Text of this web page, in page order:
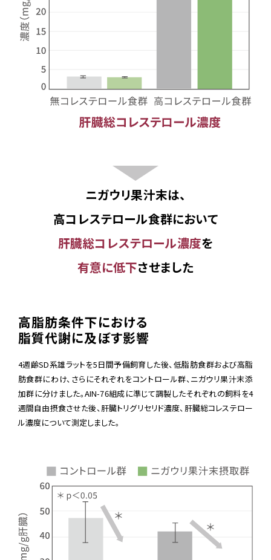
ニガウリ果汁末は、
高コレステロール食群において
肝臓総コレステロール濃度を
有意に低下させました
高脂肪条件下における
脂質代謝に及ぼす影響
4週齢SD系雄ラットを5日間予備飼育した後、低脂肪食群および高脂
肪食群にわけ、さらにそれぞれをコントロール群、ニガウリ果汁末添
加群に分けました。AIN-76組成に準じて調製したそれぞれの飼料を4
週間自由摂食させた後、肝臓トリグリセリド濃度、肝臓総コレステロー
ル濃度について測定しました。